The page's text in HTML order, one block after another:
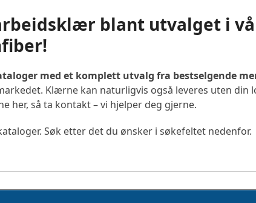
blant utvalget i
med et komplett utvalg fra bestselgende
Klærne kan naturligvis også leveres uten
her, så ta kontakt – vi hjelper deg gjerne.
Søk etter det du ønsker i søkefeltet nedenfor.